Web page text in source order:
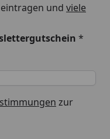
und viele
*
zur